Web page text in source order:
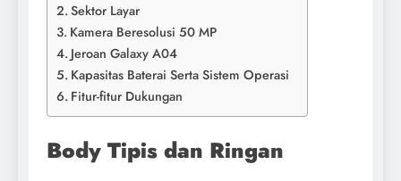
Sektor Layar
Kamera Beresolusi 50 MP
Jeroan Galaxy A04
Kapasitas Baterai Serta Sistem Operasi
Fitur-fitur Dukungan
Body Tipis dan Ringan